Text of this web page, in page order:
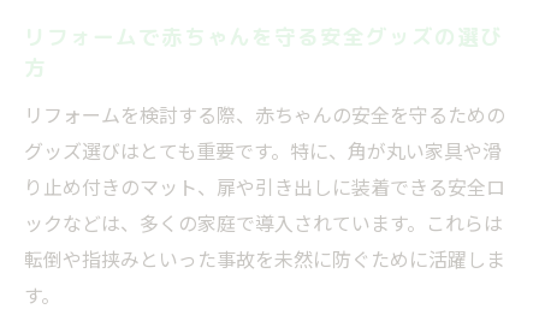
リフォームで赤ちゃんを守る安全グッズの選び
方
リフォームを検討する際、赤ちゃんの安全を守るための
グッズ選びはとても重要です。特に、角が丸い家具や滑
り止め付きのマット、扉や引き出しに装着できる安全ロ
ックなどは、多くの家庭で導入されています。これらは
転倒や指挟みといった事故を未然に防ぐために活躍しま
す。